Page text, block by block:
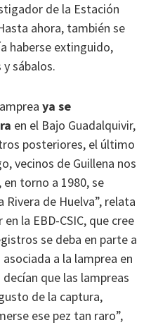
de la Estación
ahora, también se
haberse extinguido,
sábalos.
ya se
en el Bajo Guadalquivir,
posteriores, el último
vecinos de Guillena nos
torno a 1980, se
Rivera de Huelva”, relata
la EBD-CSIC, que cree
se deba en parte a
asociada a la lamprea en
decían que las lampreas
de la captura,
ese pez tan raro”,